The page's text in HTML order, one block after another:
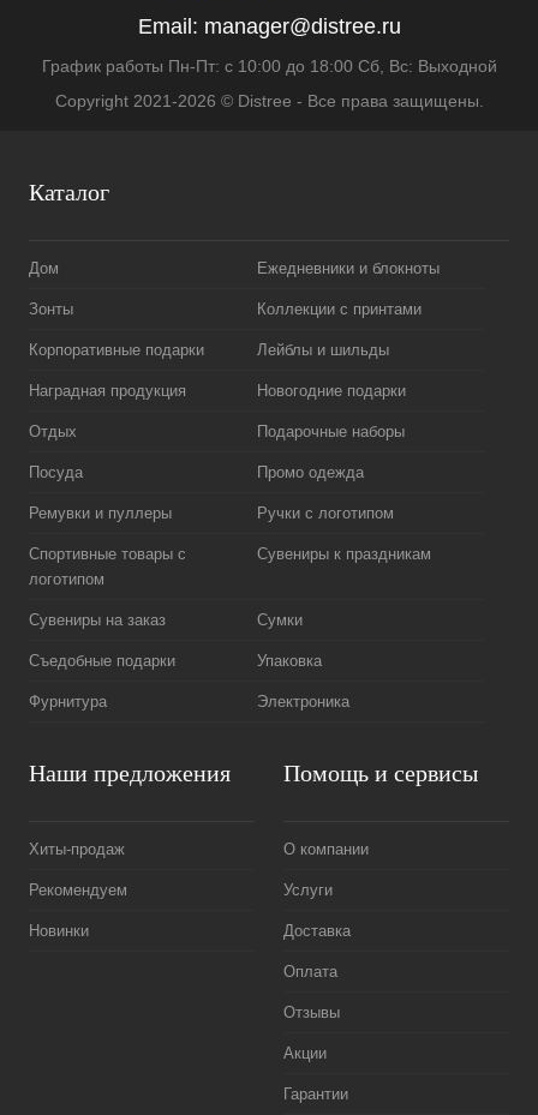
Каталог
Дом Ежедневники и блокноты
Зонты Коллекции с принтами
Корпоративные подарки Лейблы и шильды
Наградная продукция Новогодние подарки
Отдых Подарочные наборы
Посуда Промо одежда
Ремувки и пуллеры Ручки с логотипом
Спортивные товары с
логотипом
Сувениры к праздникам
Сувениры на заказ Сумки
Съедобные подарки Упаковка
Фурнитура Электроника
Наши предложения
Хиты-продаж
Рекомендуем
Новинки
Помощь и сервисы
О компании
Услуги
Доставка
Оплата
Отзывы
Акции
Гарантии
Email: manager@distree.ru
График работы Пн-Пт: с 10:00 до 18:00 Сб, Вс: Выходной
Copyright 2021-2026 © Distree - Все права защищены.